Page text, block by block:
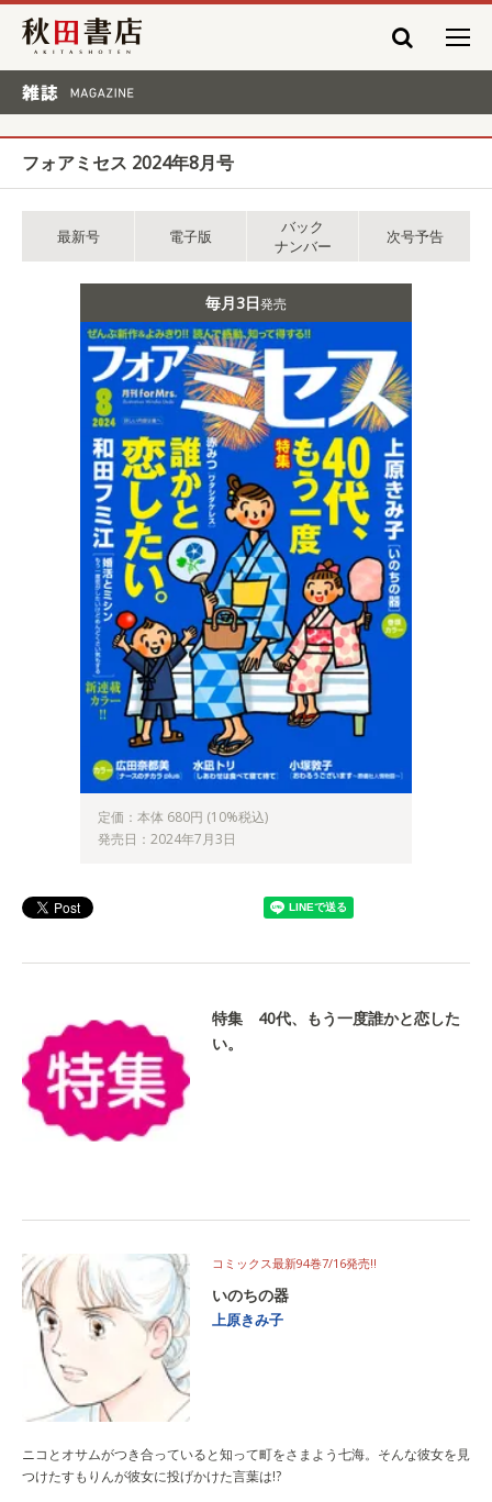
秋田書店
フォアミセス 2024年8月号
最新号 電子版
バック
ナンバー
次号予告
毎月3日発売
定価：本体 680円 (10%税込)
発売日：2024年7月3日
特集 40代、もう一度誰かと恋した
い。
コミックス最新94巻7/16発売!!
いのちの器
上原きみ子
ニコとオサムがつき合っていると知って町をさまよう七海。そんな彼女を見
つけたすもりんが彼女に投げかけた言葉は!?